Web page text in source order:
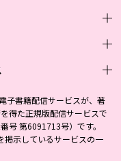
子書籍配信サービスが、著
得た正規版配信サービスで
号 第6091713号）です。
掲示しているサービスの一